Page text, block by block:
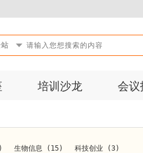
培训沙龙 会议
生物信息 (15) 科技创业 (3)